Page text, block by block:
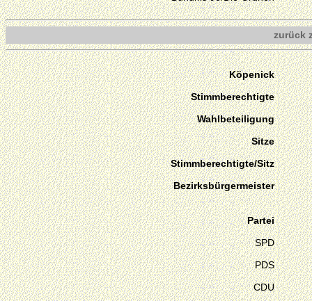
zurück
Köpenick
Stimmberechtigte
Wahlbeteiligung
Sitze
Stimmberechtigte/Sitz
Bezirksbürgermeister
Partei
SPD
PDS
CDU